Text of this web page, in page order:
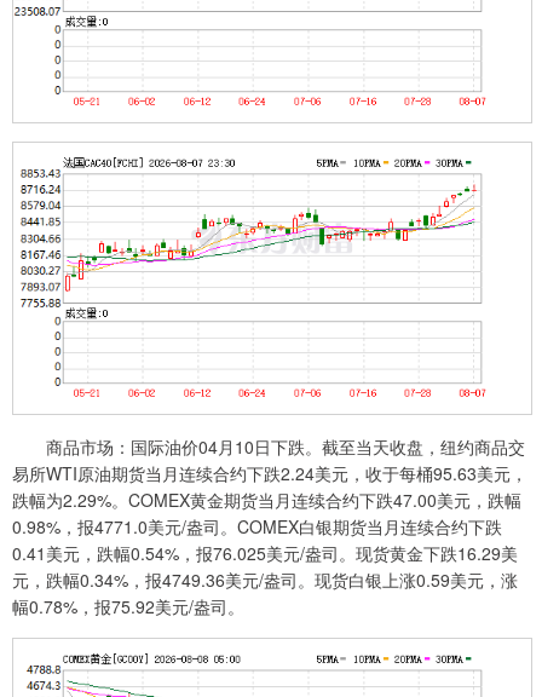
商品市场：国际油价04月10日下跌。截至当天收盘，纽约商品交
易所WTI原油期货当月连续合约下跌2.24美元，收于每桶95.63美元，
跌幅为2.29%。COMEX黄金期货当月连续合约下跌47.00美元，跌幅
0.98%，报4771.0美元/盎司。COMEX白银期货当月连续合约下跌
0.41美元，跌幅0.54%，报76.025美元/盎司。现货黄金下跌16.29美
元，跌幅0.34%，报4749.36美元/盎司。现货白银上涨0.59美元，涨
幅0.78%，报75.92美元/盎司。